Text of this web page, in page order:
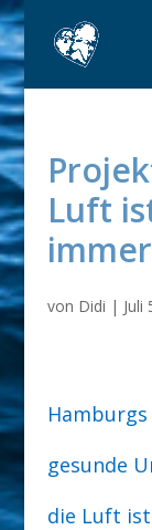
Luft
von Didi | Juli
gesunde
die Luft